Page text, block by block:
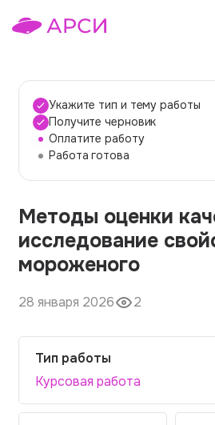
Темы работ
О сервисе
О компании
Наши гарантии
Вопросы и ответы
Контакты
Укажите тип и тему работы
Получите черновик
Оплатите работу
Работа готова
Методы оценки
исследование
мороженого
28 января 2026 2
Тип работы
Курсовая работа